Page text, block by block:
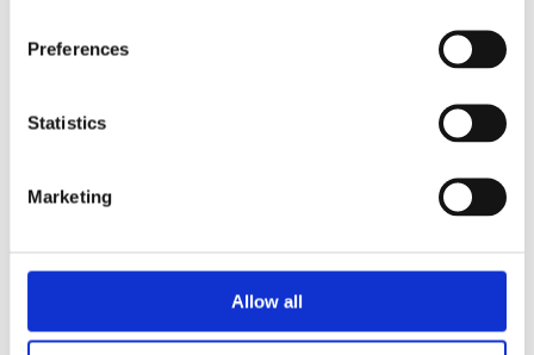
Preferences
Statistics
Marketing
Allow all
Vaktgatan 17bv
mycket mer. Vi fokuserar på soloföretagare och små
företag med företagaren i fokus. Vi är själva